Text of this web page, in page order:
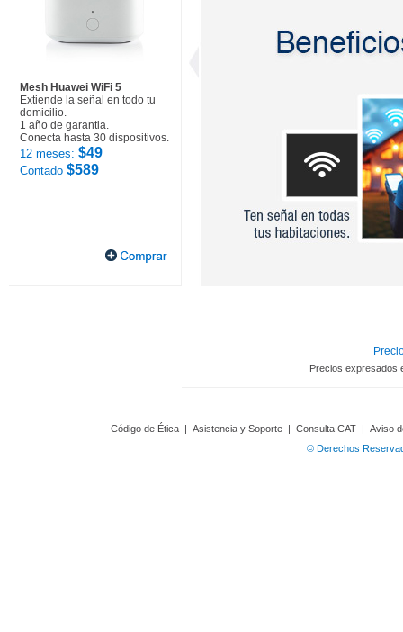
Mesh Huawei WiFi 5
Extiende la señal en todo tu
domicilio.
1 año de garantia.
Conecta hasta 30 dispositivos.
12 meses: $49
Contado $589
Precios expresados
Código de Ética | Asistencia y Soporte | Consulta CAT | Aviso
© Derechos